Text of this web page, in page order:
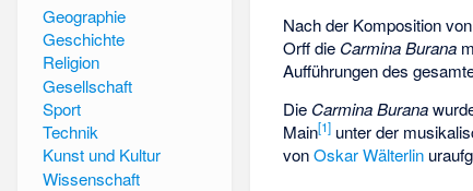
Geographie
Geschichte
Religion
Gesellschaft
Sport
Technik
Kunst und Kultur
Wissenschaft
Nach der Komposition von
Orff die Carmina Burana
Aufführungen des
Die Carmina Burana
Main[1] unter der
vonOskar Wälterlin